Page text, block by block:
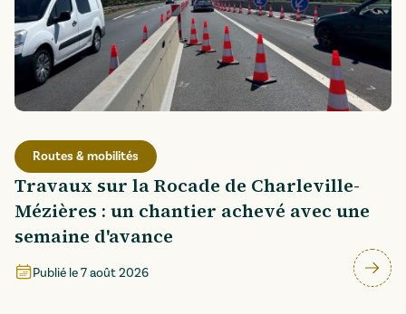
Routes & mobilités
Travaux sur la Rocade de Charleville-
Mézières : un chantier achevé avec une
semaine d'avance
Publié le7 août 2026